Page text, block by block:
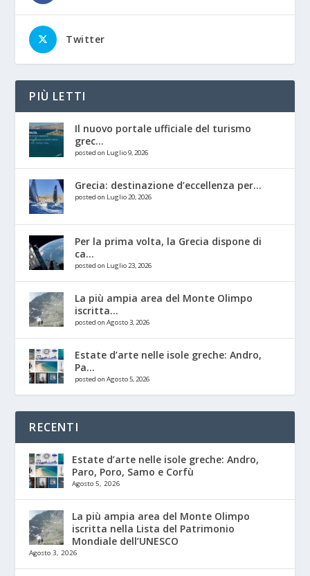
Twitter
PIÙ LETTI
Il nuovo portale ufficiale del turismo
grec...
posted on Luglio 9, 2026
Grecia: destinazione d’eccellenza per...
posted on Luglio 20, 2026
Per la prima volta, la Grecia dispone di
ca...
posted on Luglio 23, 2026
La più ampia area del Monte Olimpo
iscritta...
posted on Agosto 3, 2026
Estate d’arte nelle isole greche: Andro,
Pa...
posted on Agosto 5, 2026
RECENTI
Estate d’arte nelle isole greche: Andro,
Paro, Poro, Samo e Corfù
Agosto 5, 2026
La più ampia area del Monte Olimpo
iscritta nella Lista del Patrimonio
Mondiale dell’UNESCO
Agosto 3, 2026